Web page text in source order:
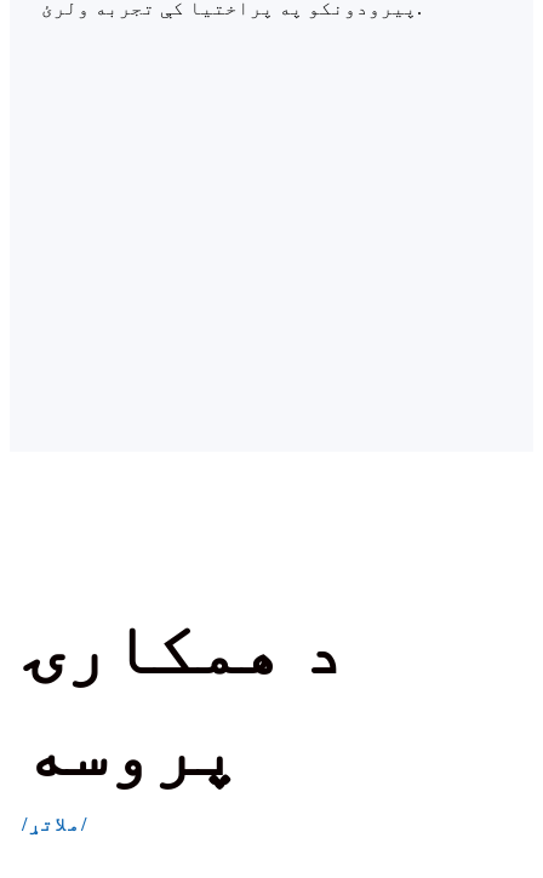
پیرودونکو په پراختیا کې تجربه ولرئ.
د همکارۍ
پروسه
/ملاتړ/